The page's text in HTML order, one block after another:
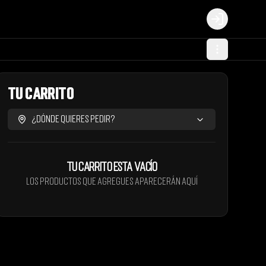
Login
Tu Carrito
¿Dónde quieres pedir?
Tu carrito esta vacío
Los productos que agregues aparecerán aquí